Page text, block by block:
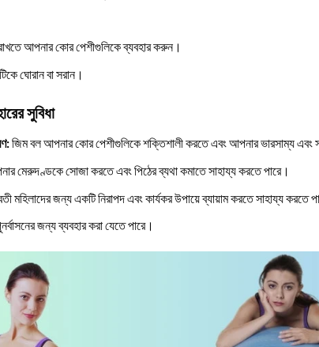
আপনার কোর পেশীগুলিকে ব্যবহার করুন।
ঘোরান বা সরান।
সুবিধা
জিম বল আপনার কোর পেশীগুলিকে শক্তিশালী করতে এবং আপনার ভারসাম্য এবং
মেরুদণ্ডকে সোজা করতে এবং পিঠের ব্যথা কমাতে সাহায্য করতে পারে।
মহিলাদের জন্য একটি নিরাপদ এবং কার্যকর উপায়ে ব্যায়াম করতে সাহায্য করতে
জন্য ব্যবহার করা যেতে পারে।